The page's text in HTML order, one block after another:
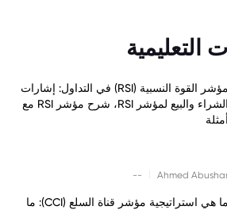
التعليمية
مؤشر القوة النسبية (RSI) في التداول: إشارات
الشراء والبيع لمؤشر RSI، شرح مؤشر RSI مع
أمثلة
Ahmed
--
ما هي استراتيجية مؤشر قناة السلع (CCI): ما